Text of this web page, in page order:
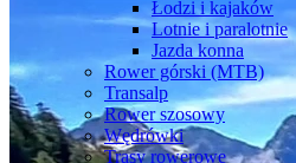
Łodzi i kajaków
Lotnie i paralotnie
Jazda konna
Rower górski (MTB)
Transalp
Rower szosowy
Wędrówki
Trasy rowerowe